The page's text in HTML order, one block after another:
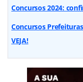
Concursos 2024:
Concursos
VEJA!